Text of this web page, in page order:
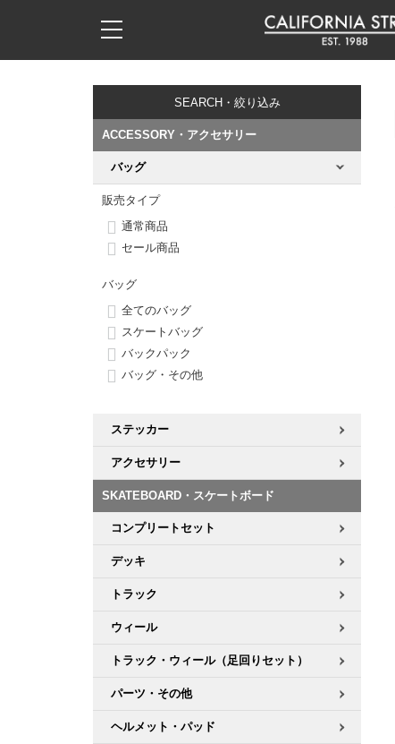
SEARCH・絞り込み
ACCESSORY・アクセサリー
バッグ
販売タイプ
通常商品
セール商品
バッグ
全てのバッグ
スケートバッグ
バックパック
バッグ・その他
ステッカー
アクセサリー
SKATEBOARD・スケートボード
コンプリートセット
デッキ
トラック
ウィール
トラック・ウィール（足回りセット）
パーツ・その他
ヘルメット・パッド
11,000円以上で送料無料！
コンプリートセット（完成品）
11,000円以上で送料無料！
デッキ新着一覧
デッキブランド一覧（全てのデッキ）
11,000円以上で送料無料！
トラック新着一覧
トラックブランド一覧（全てのトラック）
11,000円以上で送料無料！
ウィール新着一覧
ウィールブランド一覧（全てのウィール）
スピットファイヤー F4（フォーミュラフォー）
ボーンズ XF（エックスフォーミュラ）
ソフトウィール（クルーザー）
ベアリング
パーツ・その他
ヘルメット・パッド
練習用アイテム（初心者におすすめ）
スケートケース・バッグ
メディア（雑誌・DVD・CD）
11,000円以上で送料無料！
シューズ新着一覧
シューズブランド一覧
11,000円以上で送料無料！
ロングスリーブTシャツ
トレーナー・セーター
長袖ボタンシャツ
半袖シャツ
アンダーウエア
11,000円以上で送料無料！
最新ブログ一覧
11,000円以上で送料無料！
スタッフおすすめアイテム
11,000円以上で送料無料！
ショップライダー紹介
カリフォルニアストリートの歴史